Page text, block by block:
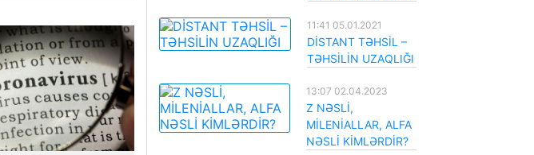
11:41 05.01.2021
DİSTANT TƏHSİL –
TƏHSİLİN UZAQLIĞI
13:07 02.04.2023
Z NƏSLİ,
MİLENİALLAR, ALFA
NƏSLİ KİMLƏRDİR?